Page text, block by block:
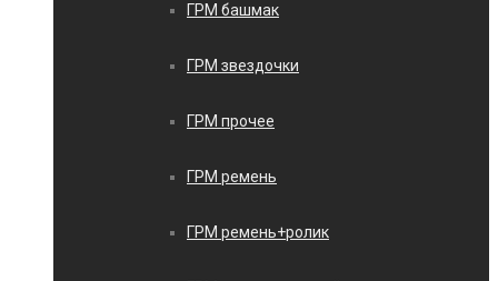
ГРМ башмак
ГРМ звездочки
ГРМ прочее
ГРМ ремень
ГРМ ремень+ролик